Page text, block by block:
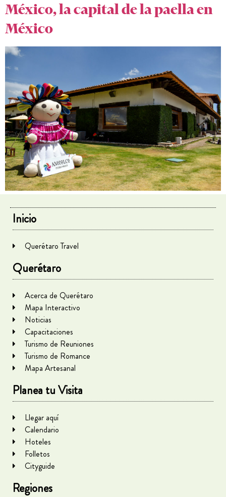
México, la capital de la paella en
México
Inicio
Querétaro Travel
Querétaro
Acerca de Querétaro
Mapa Interactivo
Noticias
Capacitaciones
Turismo de Reuniones
Turismo de Romance
Mapa Artesanal
Planea tu Visita
Llegar aquí
Calendario
Hoteles
Folletos
Cityguide
Regiones